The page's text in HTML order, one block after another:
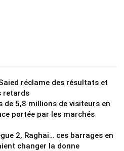
réclame des résultats et
retards
de 5,8 millions de visiteurs en
portée par les marchés
2, Raghai… ces barrages en
changer la donne